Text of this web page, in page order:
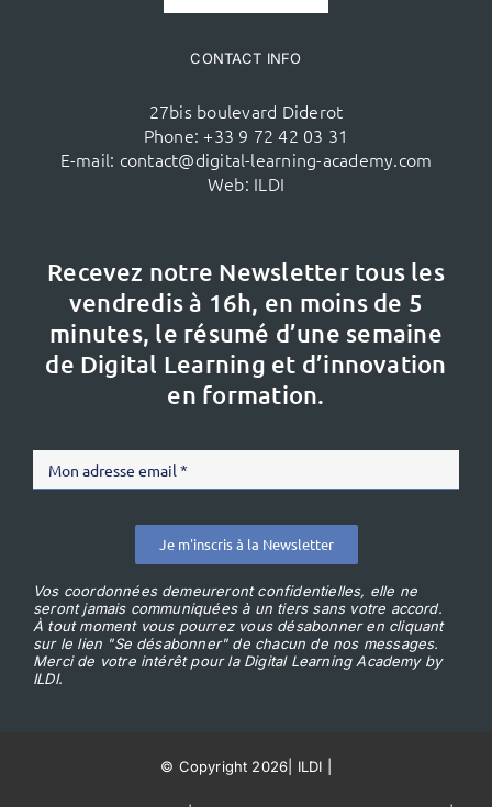
CONTACT INFO
27bis boulevard Diderot
Phone: +33 9 72 42 03 31
E-mail: contact@digital-learning-academy.com
Web: ILDI
Recevez notre Newsletter tous les
vendredis à 16h, en moins de 5
minutes, le résumé d’une semaine
de Digital Learning et d’innovation
en formation.
Je m'inscris à la Newsletter
Vos coordonnées demeureront confidentielles, elle ne
seront jamais communiquées à un tiers sans votre accord.
À tout moment vous pourrez vous désabonner en cliquant
sur le lien "Se désabonner" de chacun de nos messages.
Merci de votre intérêt pour la Digital Learning Academy by
ILDI.
© Copyright 2026 ILDI